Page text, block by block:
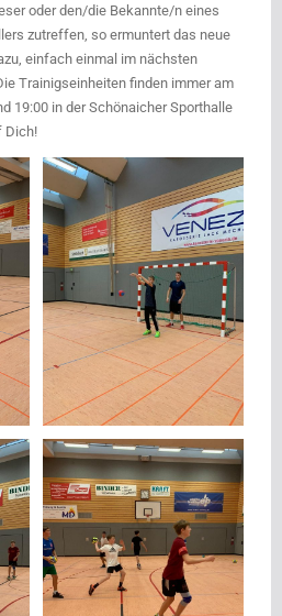
oder den/die Bekannte/n eines
zutreffen, so ermuntert das neue
einfach einmal im nächsten
Trainigseinheiten finden immer am
19:00 in der Schönaicher Sporthalle
Dich!